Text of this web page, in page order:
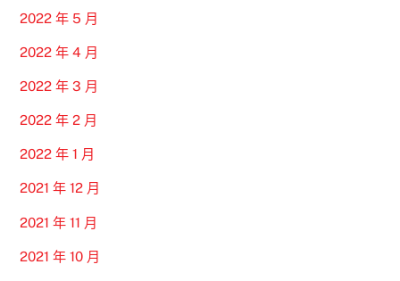
2022 年 5 月
2022 年 4 月
2022 年 3 月
2022 年 2 月
2022 年 1 月
2021 年 12 月
2021 年 11 月
2021 年 10 月